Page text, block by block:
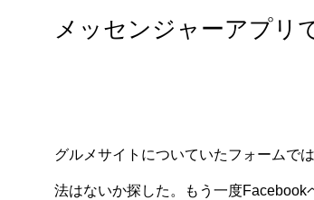
メッセンジャーアプリ
グルメサイトについていたフォームで
法はないか探した。もう一度Facebook